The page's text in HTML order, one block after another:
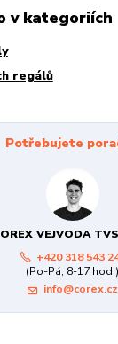
v kategoriích
regálů
Potřebujete
VEJVODA
+420 318 543
(Po-Pá, 8-17 hod.)
info@corex.cz